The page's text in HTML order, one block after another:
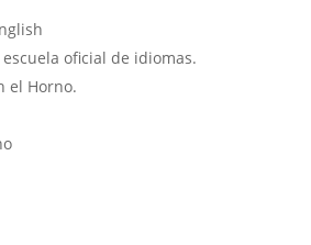
oficial de idiomas.
el Horno.